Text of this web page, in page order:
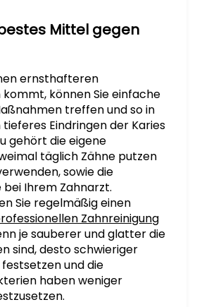
Mittel gegen
ernsthafteren
können Sie einfache
treffen und so in
tieferes Eindringen der Karies
gehört die eigene
täglich Zähne putzen
sowie die
Ihrem Zahnarzt.
Sie regelmäßig einen
Zahnreinigung
je sauberer und glatter die
sind, desto schwieriger
und die
haben weniger